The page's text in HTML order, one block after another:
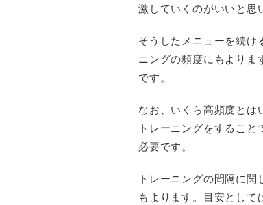
激していくのがいいと思
そうしたメニューを続け
ニングの頻度にもよりま
です。
なお、いくら高頻度とは
トレーニングをするこ
必要です。
トレーニングの間隔に
もよります。目安として